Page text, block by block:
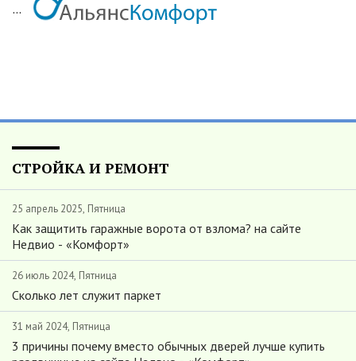
...
СТРОЙКА И РЕМОНТ
25 апрель 2025, Пятница
Как защитить гаражные ворота от взлома? на сайте
Недвио - «Комфорт»
26 июль 2024, Пятница
Сколько лет служит паркет
31 май 2024, Пятница
3 причины почему вместо обычных дверей лучше купить